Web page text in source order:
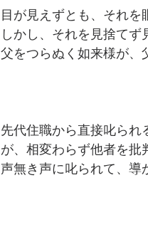
目が見えずとも、それを
しかし、それを見捨てず
父をつらぬく如来様が、
先代住職から直接叱られ
が、相変わらず他者を批
声無き声に叱られて、導